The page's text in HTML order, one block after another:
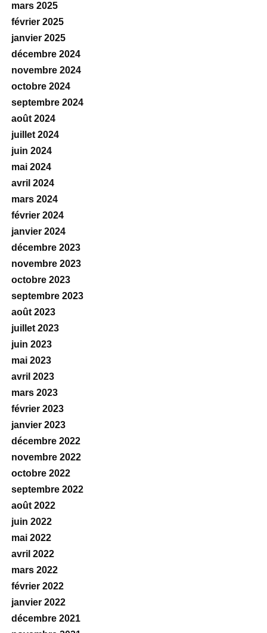
mars 2025
février 2025
janvier 2025
décembre 2024
novembre 2024
octobre 2024
septembre 2024
août 2024
juillet 2024
juin 2024
mai 2024
avril 2024
mars 2024
février 2024
janvier 2024
décembre 2023
novembre 2023
octobre 2023
septembre 2023
août 2023
juillet 2023
juin 2023
mai 2023
avril 2023
mars 2023
février 2023
janvier 2023
décembre 2022
novembre 2022
octobre 2022
septembre 2022
août 2022
juin 2022
mai 2022
avril 2022
mars 2022
février 2022
janvier 2022
décembre 2021